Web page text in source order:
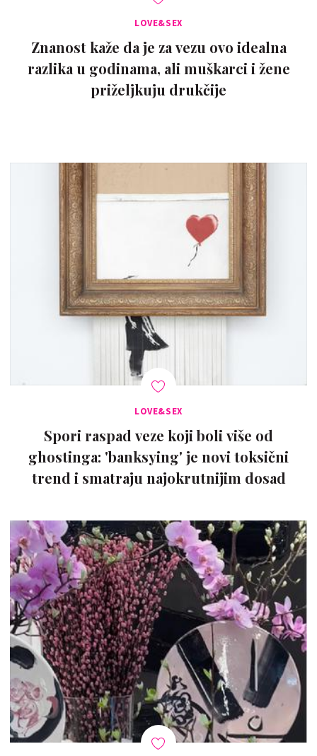
LOVE&SEX
Znanost kaže da je za vezu ovo idealna
razlika u godinama, ali muškarci i žene
priželjkuju drukčije
LOVE&SEX
Spori raspad veze koji boli više od
ghostinga: 'banksying' je novi toksični
trend i smatraju najokrutnijim dosad